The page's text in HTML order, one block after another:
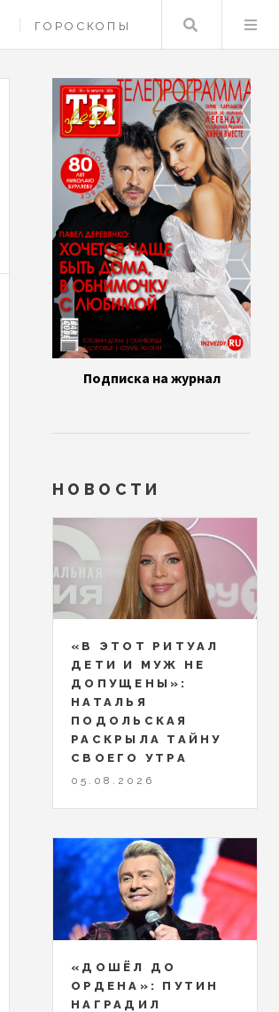
ГОРОСКОПЫ Поиск
Подписка на журнал
НОВОСТИ
«В ЭТОТ РИТУАЛ
ДЕТИ И МУЖ НЕ
ДОПУЩЕНЫ»:
НАТАЛЬЯ
ПОДОЛЬСКАЯ
РАСКРЫЛА ТАЙНУ
СВОЕГО УТРА
05.08.2026
«ДОШЁЛ ДО
ОРДЕНА»: ПУТИН
НАГРАДИЛ